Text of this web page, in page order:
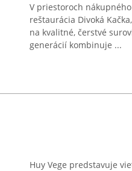
V priestoroch
reštaurácia Divoká
na kvalitné, čerstvé
generácií kombinuje ...
Huy Vege predstavuje